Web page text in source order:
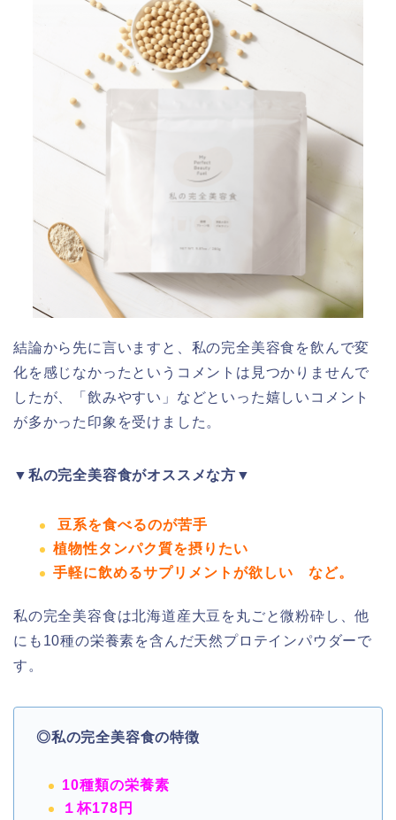
結論から先に言いますと、 私の完全美容食 を飲んで変
化を感じなかったというコメントは見つかりませんで
したが、「飲みやすい」などといった嬉しいコメント
が多かった印象を受けました。
▼私の完全美容食がオススメな方▼
豆系を食べるのが苦手
植物性タンパク質を摂りたい
手軽に飲めるサプリメントが欲しい など。
私の完全美容食は北海道産大豆を丸ごと微粉砕し、他
にも10種の栄養素を含んだ天然プロテインパウダーで
す。
◎私の完全美容食の特徴
10種類の栄養素
１杯178円